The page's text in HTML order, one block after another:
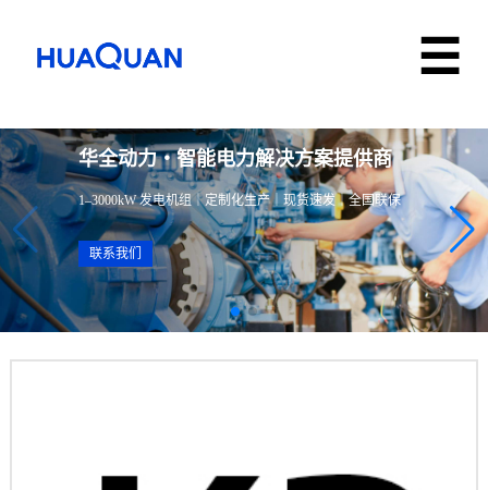
华全动力・智能电力解决方案提供商
1–3000kW 发电机组｜定制化生产｜现货速发｜全国联保
联系我们